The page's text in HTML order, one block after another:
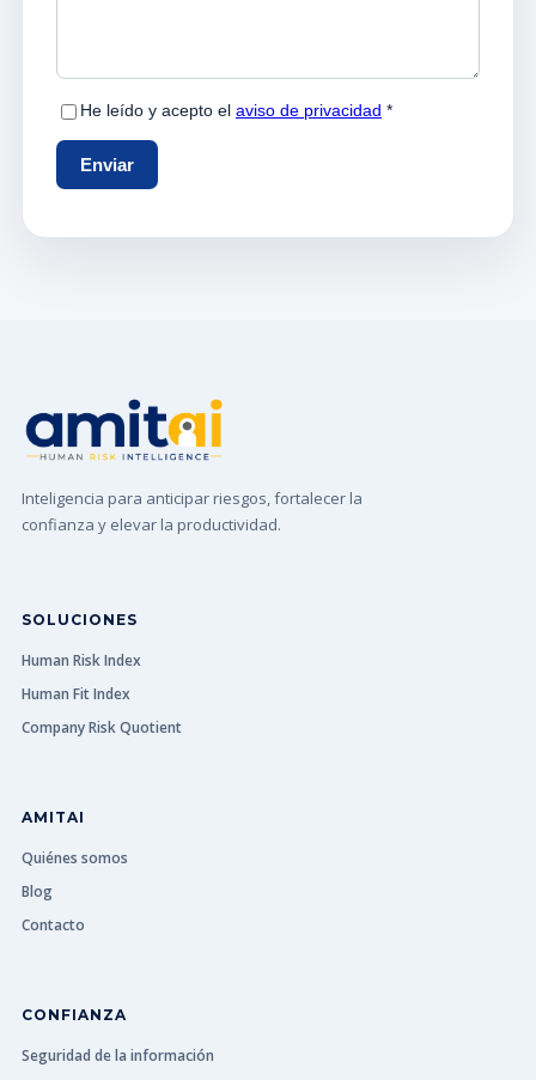
Inteligencia para anticipar riesgos, fortalecer la
confianza y elevar la productividad.
SOLUCIONES
Human Risk Index
Human Fit Index
Company Risk Quotient
AMITAI
Quiénes somos
Blog
Contacto
CONFIANZA
Seguridad de la información